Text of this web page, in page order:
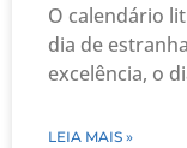
O calendário
dia de
excelência, o
LEIA MAIS »